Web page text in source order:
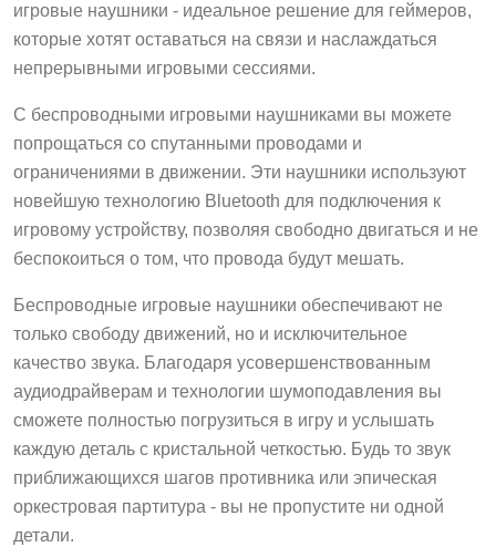
игровые наушники - идеальное решение для геймеров,
которые хотят оставаться на связи и наслаждаться
непрерывными игровыми сессиями.
С беспроводными игровыми наушниками вы можете
попрощаться со спутанными проводами и
ограничениями в движении. Эти наушники используют
новейшую технологию Bluetooth для подключения к
игровому устройству, позволяя свободно двигаться и не
беспокоиться о том, что провода будут мешать.
Беспроводные игровые наушники обеспечивают не
только свободу движений, но и исключительное
качество звука. Благодаря усовершенствованным
аудиодрайверам и технологии шумоподавления вы
сможете полностью погрузиться в игру и услышать
каждую деталь с кристальной четкостью. Будь то звук
приближающихся шагов противника или эпическая
оркестровая партитура - вы не пропустите ни одной
детали.